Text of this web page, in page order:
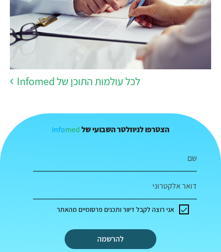
לכל עולמות התוכן של Infomed
הצטרפו לניוזלטר השבועי של Infomed
שם
דואר אלקטרוני
להרשמה
אני רוצה לקבל דיוור ותכנים פרסומיים מהאתר